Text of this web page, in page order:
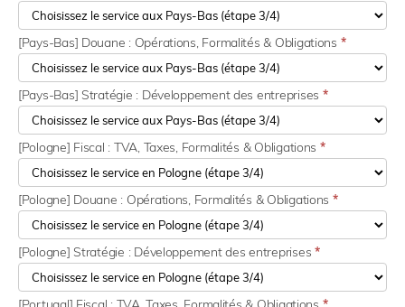
[Pays-Bas] Douane : Opérations, Formalités & Obligations *
[Pays-Bas] Stratégie : Développement des entreprises *
[Pologne] Fiscal : TVA, Taxes, Formalités & Obligations *
[Pologne] Douane : Opérations, Formalités & Obligations *
[Pologne] Stratégie : Développement des entreprises *